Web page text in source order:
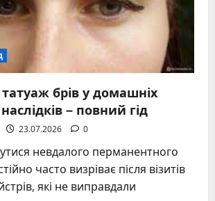
брів у домашніх
– повний гід
23.07.2026 0
невдалого перманентного
часто визріває після візитів
які не виправдали